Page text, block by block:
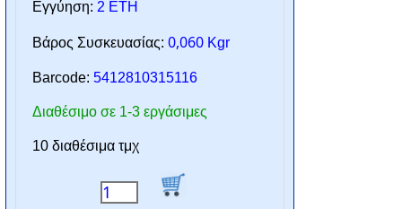
Εγγύηση: 2 ΕΤΗ
Βάρος Συσκευασίας: 0,060 Kgr
Barcode: 5412810315116
Διαθέσιμο σε 1-3 εργάσιμες
10 διαθέσιμα τμχ